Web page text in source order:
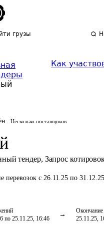
грузы
Как
Несколько поставщиков
тендер, Запрос
перевозок с 26.11.25 по 31.12.25
по 25.11.25, 16:46
Окончание
25.11.25,